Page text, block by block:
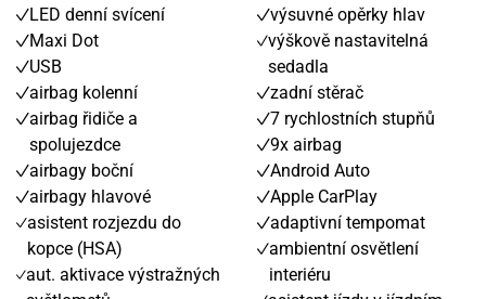
LED denní svícení
Maxi Dot
USB
airbag kolenní
airbag řidiče a
spolujezdce
airbagy boční
airbagy hlavové
asistent rozjezdu do
kopce (HSA)
aut. aktivace výstražných
výsuvné opěrky hlav
výškově nastavitelná
sedadla
zadní stěrač
7 rychlostních stupňů
9x airbag
Android Auto
Apple CarPlay
adaptivní tempomat
ambientní osvětlení
interiéru